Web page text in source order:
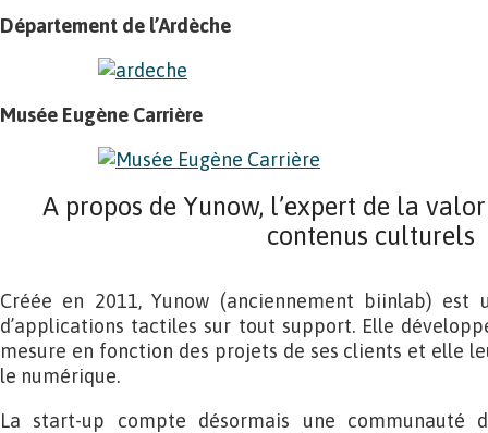
Département de l’Ardèche
Musée Eugène Carrière
A propos de Yunow, l’expert de la
contenus culturels
Créée en 2011, Yunow (anciennement biinlab)
d’applications tactiles sur tout support. Elle
mesure en fonction des projets de ses clients et elle
le numérique.
La start-up compte désormais une communauté